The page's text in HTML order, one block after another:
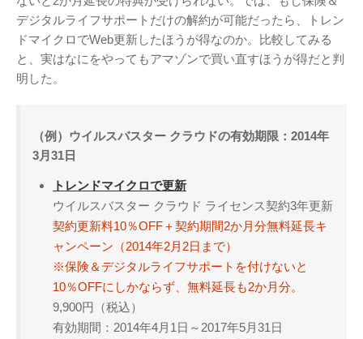
デジタルライフサポートだけの解約が可能だったら、トレン
ドマイクロでWeb更新したほうが得なのか。比較してみる
と、実はなにをやってもアマゾンで買い直すほうが得だと判
明した。
（例）ウイルスバスター クラウドの有効期限：2014年
3月31日
トレンドマイクロで更新
ウイルスバスター クラウド ライセンス契約3年更新
契約更新料10％OFF＋契約期間2か月分無料延長キ
ャンペーン（2014年2月2日まで）
※保険＆デジタルライフサポートを付けないと
10％OFFにしかならず、無料延長も2か月分。
9,900円（税込）
有効期間：2014年4月1日～2017年5月31日